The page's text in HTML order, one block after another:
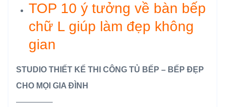
TOP 10 ý tưởng về bàn bếp
chữ L giúp làm đẹp không
gian
STUDIO THIẾT KẾ THI CÔNG TỦ BẾP – BẾP ĐẸP
CHO MỌI GIA ĐÌNH
————–